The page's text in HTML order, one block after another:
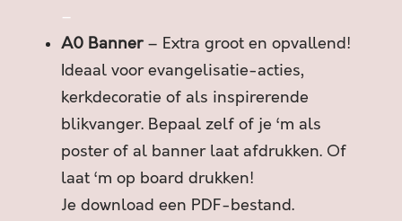
D
N
G
N
S
–
A0 Banner– Extra groot en opvallend!
Ideaal voor evangelisatie-acties,
kerkdecoratie of als inspirerende
blikvanger. Bepaal zelf of je ‘m als
poster of al banner laat afdrukken. Of
laat ‘m op board drukken!
Je download een PDF-bestand.